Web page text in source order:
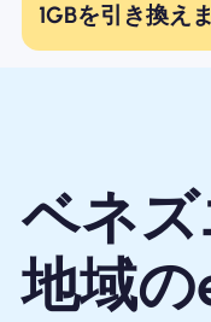
1GBを引き換え
ベネ
地域